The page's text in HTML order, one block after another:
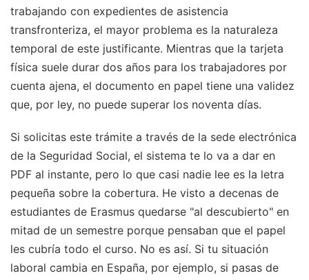
trabajando con expedientes de asistencia
transfronteriza, el mayor problema es la naturaleza
temporal de este justificante. Mientras que la tarjeta
física suele durar dos años para los trabajadores por
cuenta ajena, el documento en papel tiene una validez
que, por ley, no puede superar los noventa días.
Si solicitas este trámite a través de la sede electrónica
de la Seguridad Social, el sistema te lo va a dar en
PDF al instante, pero lo que casi nadie lee es la letra
pequeña sobre la cobertura. He visto a decenas de
estudiantes de Erasmus quedarse "al descubierto" en
mitad de un semestre porque pensaban que el papel
les cubría todo el curso. No es así. Si tu situación
laboral cambia en España, por ejemplo, si pasas de